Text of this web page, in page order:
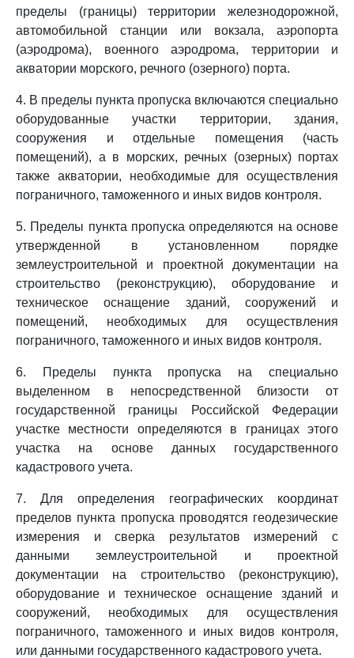
пределы (границы) территории железнодорожной,
автомобильной станции или вокзала, аэропорта
(аэродрома), военного аэродрома, территории и
акватории морского, речного (озерного) порта.
4. В пределы пункта пропуска включаются специально
оборудованные участки территории, здания,
сооружения и отдельные помещения (часть
помещений), а в морских, речных (озерных) портах
также акватории, необходимые для осуществления
пограничного, таможенного и иных видов контроля.
5. Пределы пункта пропуска определяются на основе
утвержденной в установленном порядке
землеустроительной и проектной документации на
строительство (реконструкцию), оборудование и
техническое оснащение зданий, сооружений и
помещений, необходимых для осуществления
пограничного, таможенного и иных видов контроля.
6. Пределы пункта пропуска на специально
выделенном в непосредственной близости от
государственной границы Российской Федерации
участке местности определяются в границах этого
участка на основе данных государственного
кадастрового учета.
7. Для определения географических координат
пределов пункта пропуска проводятся геодезические
измерения и сверка результатов измерений с
данными землеустроительной и проектной
документации на строительство (реконструкцию),
оборудование и техническое оснащение зданий и
сооружений, необходимых для осуществления
пограничного, таможенного и иных видов контроля,
или данными государственного кадастрового учета.